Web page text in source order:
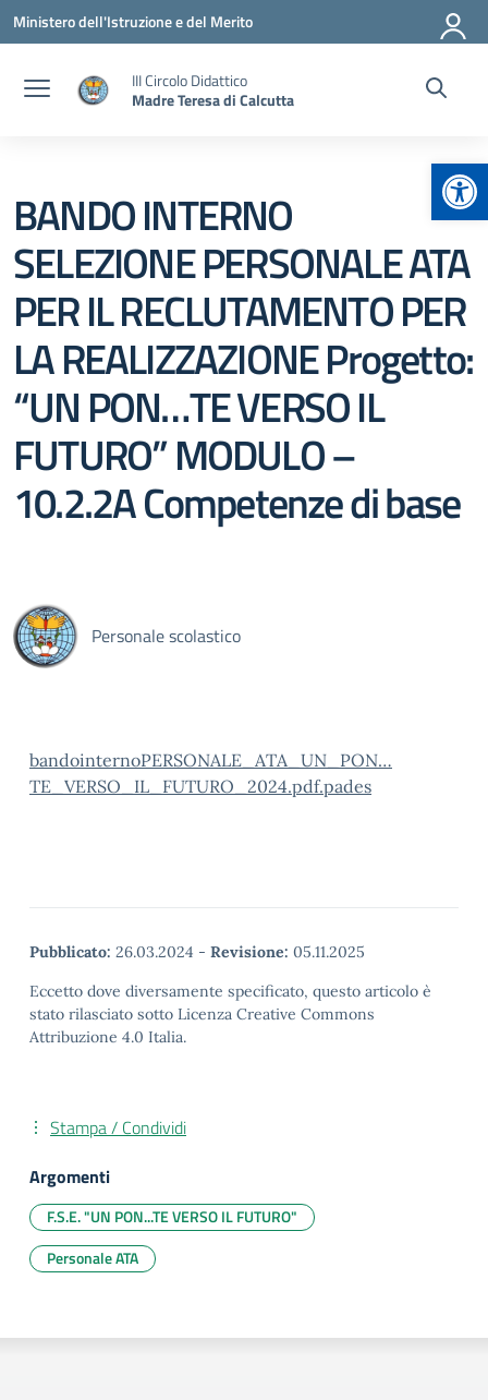
Vai ai contenuti
Vai al menu di navigazione
Vai al footer
Ministero dell'Istruzione e del Merito
III Circolo Didattico
Madre Teresa di Calcutta
BANDO INTERNO
SELEZIONE PERSONALE ATA
PER IL RECLUTAMENTO PER
LA REALIZZAZIONE Progetto:
“UN PON…TE VERSO IL
FUTURO” MODULO –
10.2.2A Competenze di base
Personale scolastico
bandointernoPERSONALE_ATA_UN_PON…
TE_VERSO_IL_FUTURO_2024.pdf.pades
Pubblicato: 26.03.2024 - Revisione: 05.11.2025
Eccetto dove diversamente specificato, questo articolo è
stato rilasciato sotto Licenza Creative Commons
Attribuzione 4.0 Italia.
Stampa / Condividi
Argomenti
F.S.E. "UN PON...TE VERSO IL FUTURO"
Personale ATA